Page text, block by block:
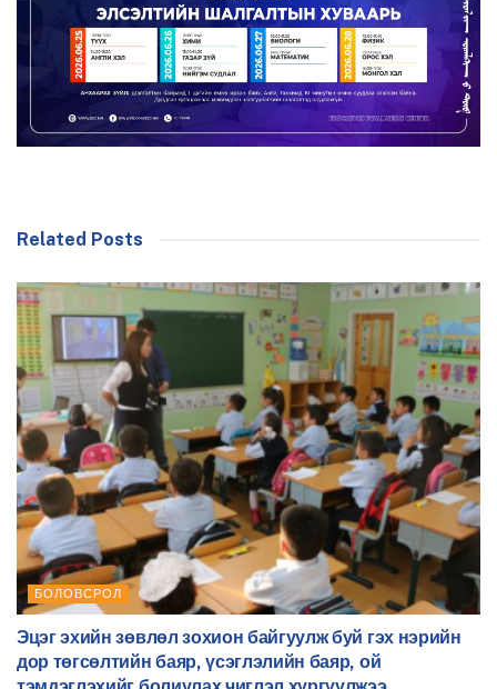
Related Posts
БОЛОВСРОЛ
Эцэг эхийн зөвлөл зохион байгуулж буй гэх нэрийн
дор төгсөлтийн баяр, үсэглэлийн баяр, ой